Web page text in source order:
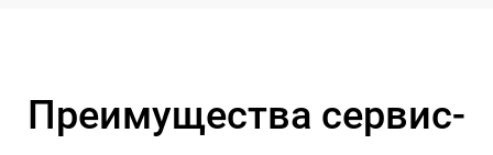
Преимущества сервис-